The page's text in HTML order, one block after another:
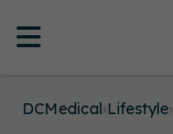
DCMedical›Lifestyle›